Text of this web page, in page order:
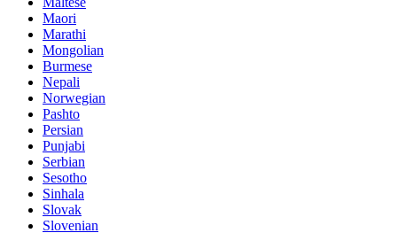
Maori
Marathi
Mongolian
Burmese
Nepali
Norwegian
Pashto
Persian
Punjabi
Serbian
Sesotho
Sinhala
Slovak
Slovenian